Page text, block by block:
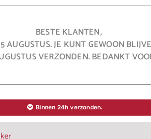
BESTE KLANTEN,
JE KUNT GEWOON
VERZONDEN. BEDANKT
Binnen 24h verzonden.